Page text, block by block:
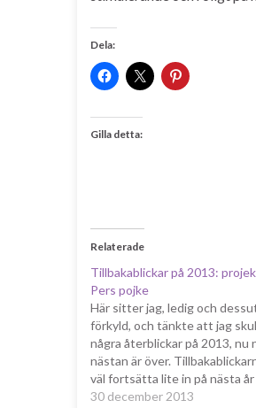
Dela:
Gilla detta:
Relaterade
Tillbakablickar på 2013:
Pers pojke
Här sitter jag, ledig och
förkyld, och tänkte att jag
några återblickar på 2013, nu
nästan är över.
väl fortsätta lite in på nästa år
skulle jag tro. För att starta
30 december 2013